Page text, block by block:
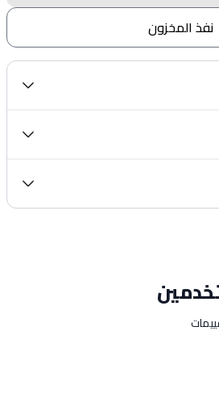
نفذ المخزون